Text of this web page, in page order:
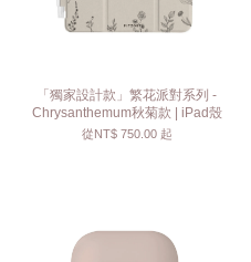
「獨家設計款」繁花派對系列 -
Chrysanthemum秋菊款 | iPad殼
從NT$ 750.00 起